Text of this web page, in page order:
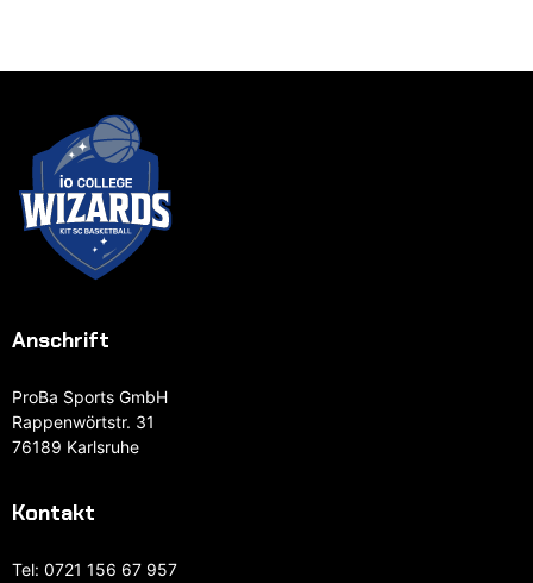
Anschrift
ProBa Sports GmbH
Rappenwörtstr. 31
76189 Karlsruhe
Kontakt
Tel: 0721 156 67 957